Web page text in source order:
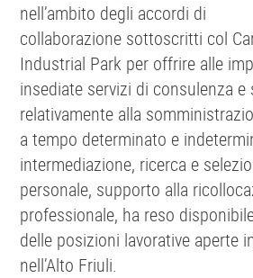
nell’ambito degli accordi di
collaborazione sottoscritti col
Industrial Park per offrire alle
insediate servizi di consulenza
relativamente alla
a tempo determinato e
intermediazione, ricerca e
personale, supporto alla
professionale, ha reso
delle posizioni lavorative aperte
nell’Alto Friuli.